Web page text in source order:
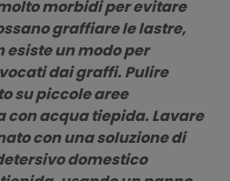
morbidi per evitare
graffiare le lastre,
esiste un modo per
dai graffi. Pulire
su piccole aree
con acqua tiepida. Lavare
con una soluzione di
domestico